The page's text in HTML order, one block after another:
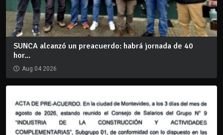
SUNCA alcanzó un preacuerdo: habrá jornada de 40
hor...
Aug 04 2026